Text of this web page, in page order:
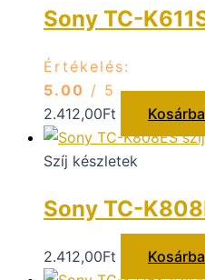
Sony TC-
Értékelés:
5.00 / 5
2.412,00Ft
Szíj készletek
Sony TC-
2.412,00Ft